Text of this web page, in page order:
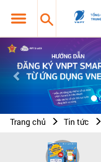
Previous
Trang chủ Tin tức